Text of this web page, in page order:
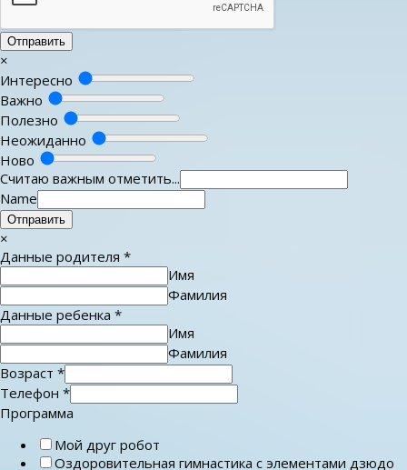
Отправить
×
Интересно
Важно
Полезно
Неожиданно
Ново
Считаю важным отметить...
Name
Отправить
×
Данные родителя *
Имя
Фамилия
Данные ребенка *
Имя
Фамилия
Возраст *
Телефон *
Программа
Мой друг робот
Оздоровительная гимнастика с элементами дзюдо